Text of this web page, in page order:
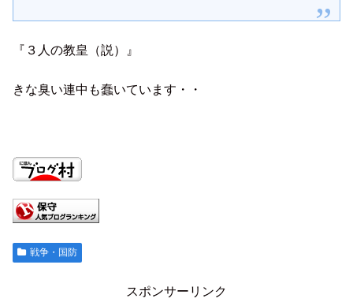
『３人の教皇（説）』
きな臭い連中も蠢いています・・
戦争・国防
スポンサーリンク